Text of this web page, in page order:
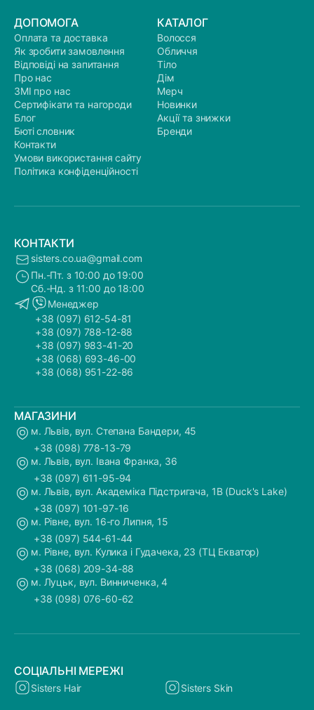
ДОПОМОГА
Оплата та доставка
Як зробити замовлення
Відповіді на запитання
Про нас
ЗМІ про нас
Сертифікати та нагороди
Блог
Бюті словник
Контакти
Умови використання сайту
Політика конфіденційності
КАТАЛОГ
Волосся
Обличчя
Тіло
Дім
Мерч
Новинки
Акції та знижки
Бренди
КОНТАКТИ
sisters.co.ua@gmail.com
Пн.-Пт. з 10:00 до 19:00
Сб.-Нд. з 11:00 до 18:00
Менеджер
+38 (097) 612-54-81
+38 (097) 788-12-88
+38 (097) 983-41-20
+38 (068) 693-46-00
+38 (068) 951-22-86
МАГАЗИНИ
м. Львів, вул. Степана Бандери, 45
+38 (098) 778-13-79
м. Львів, вул. Івана Франка, 36
+38 (097) 611-95-94
м. Львів, вул. Академіка Підстригача, 1В (Duck's Lake)
+38 (097) 101-97-16
м. Рівне, вул. 16-го Липня, 15
+38 (097) 544-61-44
м. Рівне, вул. Кулика і Гудачека, 23 (ТЦ Екватор)
+38 (068) 209-34-88
м. Луцьк, вул. Винниченка, 4
+38 (098) 076-60-62
СОЦІАЛЬНІ МЕРЕЖІ
Sisters Hair Sisters Skin